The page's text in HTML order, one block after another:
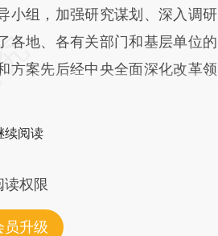
小组，加强研究谋划、深入调研
各地、各有关部门和基层单位的
方案先后经中央全面深化改革领
续阅读
权限
员升级